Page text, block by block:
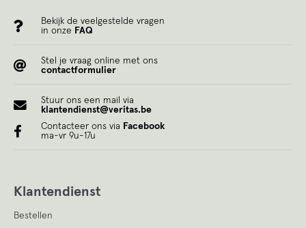
Bekijk de veelgestelde vragen
in onze FAQ
Stel je vraag online met ons
contactformulier
Stuur ons een mail via
klantendienst@veritas.be
Contacteer ons via Facebook
ma-vr 9u-17u
Klantendienst
Bestellen